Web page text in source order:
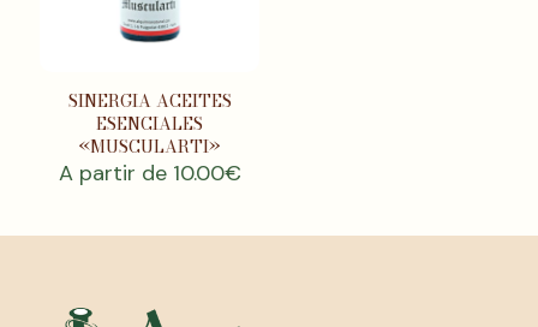
SINERGIA ACEITES
ESENCIALES
«MUSCULARTI»
A partir de 10.00€